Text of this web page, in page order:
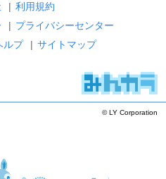
| 利用規約
| プライバシーセンター
ルプ | サイトマップ
© LY Corporation